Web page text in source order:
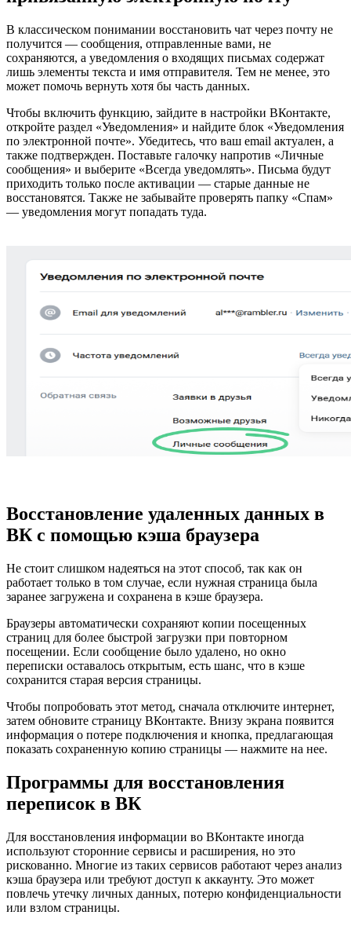
В классическом понимании восстановить чат через почту не
получится — сообщения, отправленные вами, не
сохраняются, а уведомления о входящих письмах содержат
лишь элементы текста и имя отправителя. Тем не менее, это
может помочь вернуть хотя бы часть данных.
Чтобы включить функцию, зайдите в настройки ВКонтакте,
откройте раздел «Уведомления» и найдите блок «Уведомления
по электронной почте». Убедитесь, что ваш email актуален, а
также подтвержден. Поставьте галочку напротив «Личные
сообщения» и выберите «Всегда уведомлять». Письма будут
приходить только после активации — старые данные не
восстановятся. Также не забывайте проверять папку «Спам»
— уведомления могут попадать туда.
Восстановление удаленных данных в
ВК с помощью кэша браузера
Не стоит слишком надеяться на этот способ, так как он
работает только в том случае, если нужная страница была
заранее загружена и сохранена в кэше браузера.
Браузеры автоматически сохраняют копии посещенных
страниц для более быстрой загрузки при повторном
посещении. Если сообщение было удалено, но окно
переписки оставалось открытым, есть шанс, что в кэше
сохранится старая версия страницы.
Чтобы попробовать этот метод, сначала отключите интернет,
затем обновите страницу ВКонтакте. Внизу экрана появится
информация о потере подключения и кнопка, предлагающая
показать сохраненную копию страницы — нажмите на нее.
Программы для восстановления
переписок в ВК
Для восстановления информации во ВКонтакте иногда
используют сторонние сервисы и расширения, но это
рискованно. Многие из таких сервисов работают через анализ
кэша браузера или требуют доступ к аккаунту. Это может
повлечь утечку личных данных, потерю конфиденциальности
или взлом страницы.